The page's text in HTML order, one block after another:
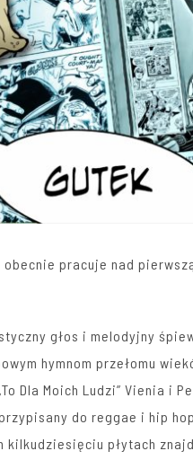
obecnie pracuje nad
głos i melodyjny
hymnom przełomu
Dla Moich Ludzi” Vienia i
do reggae i hip
płytach